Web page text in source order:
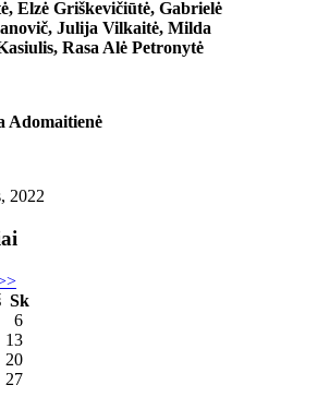
Elzė Griškevičiūtė, Gabrielė
Julija Vilkaitė, Milda
Rasa Alė Petronytė
Adomaitienė
2022
Sk
6
13
20
27